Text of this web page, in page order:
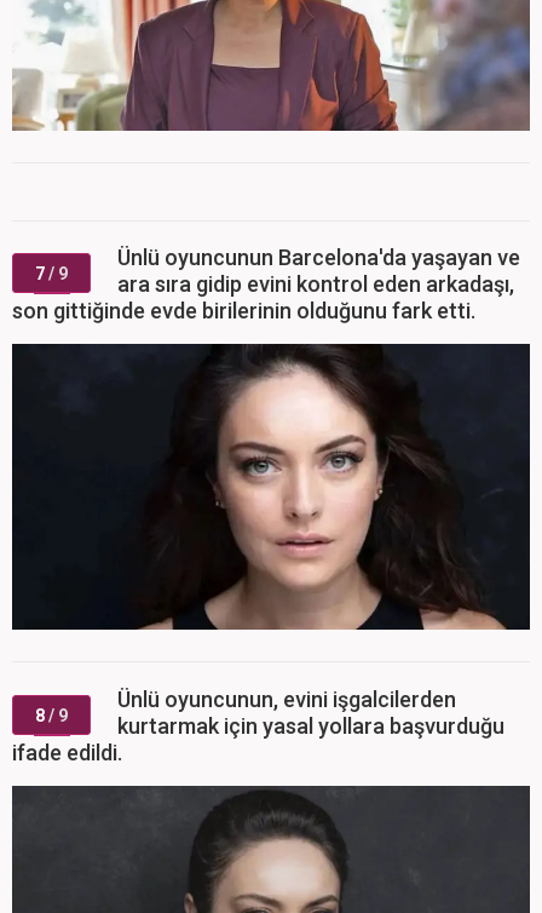
7/ 9
Ünlü oyuncunun Barcelona'da yaşayan ve
ara sıra gidip evini kontrol eden arkadaşı,
son gittiğinde evde birilerinin olduğunu fark etti.
8/ 9
Ünlü oyuncunun, evini işgalcilerden
kurtarmak için yasal yollara başvurduğu
ifade edildi.